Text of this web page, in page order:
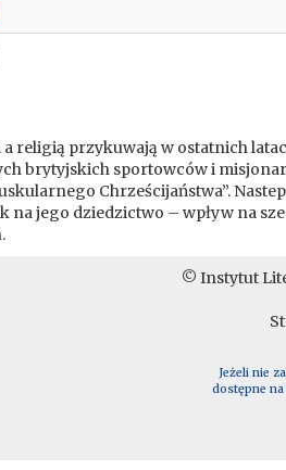
religią przykuwają w ostatnich
brytyjskich sportowców i
Chrześcijaństwa”.
na jego dziedzictwo – wpływ na
© Instytut
Jeżeli nie
dostępne